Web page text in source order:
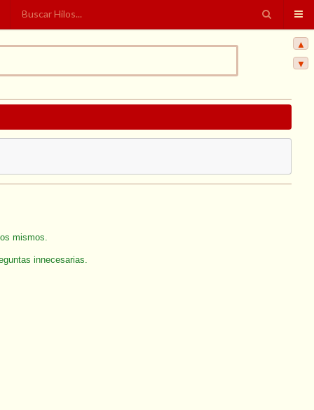
mismos.
innecesarias.
▲
▼